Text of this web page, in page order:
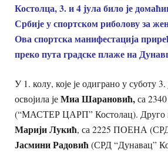
Костолца, 3. и 4 јула било је
Србије у спортском риболову за
Ова спортска манифестација
преко пута градске плаже на
У 1. колу, које је одиграно у суботу 3.
освојила јеМиа Шарановић,са
(“МАСТЕР ЦАРП” Костолац). Друго
Марији Лукић, са 2225 ПОЕНА
Јасмини Радовић(СРД “Дунавац”